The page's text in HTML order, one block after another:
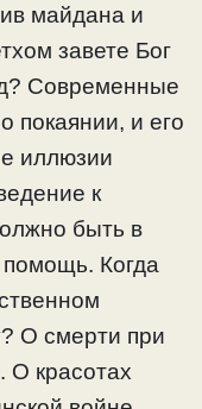
майдана и
завете Бог
Современные
покаянии, и его
иллюзии
к
быть в
Когда
О смерти при
О красотах